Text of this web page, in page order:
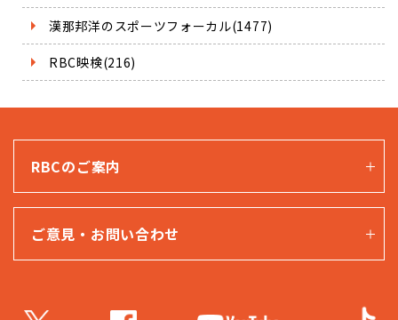
漢那邦洋のスポーツフォーカル(1477)
RBC映検(216)
RBCのご案内
ご意見・お問い合わせ